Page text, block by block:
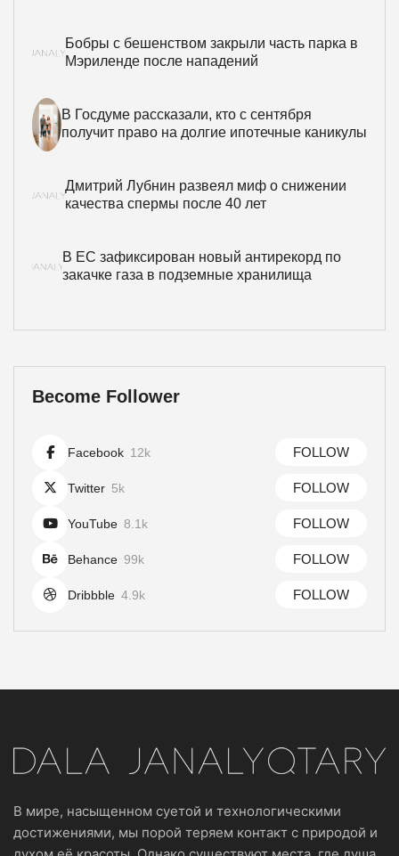
Бобры с бешенством закрыли часть парка в
Мэриленде после нападений
В Госдуме рассказали, кто с сентября
получит право на долгие ипотечные каникулы
Дмитрий Лубнин развеял миф о снижении
качества спермы после 40 лет
В ЕС зафиксирован новый антирекорд по
закачке газа в подземные хранилища
Become Follower
Facebook 12k FOLLOW
Twitter 5k FOLLOW
YouTube 8.1k FOLLOW
Behance 99k FOLLOW
Dribbble 4.9k FOLLOW
В мире, насыщенном суетой и технологическими
достижениями, мы порой теряем контакт с природой и